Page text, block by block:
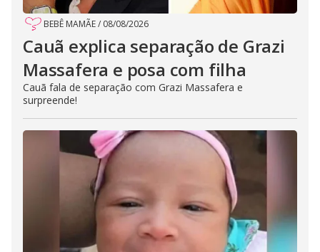
BEBÊ MAMÃE/ 08/08/2026
Cauã explica separação de Grazi
Massafera e posa com filha
Cauã fala de separação com Grazi Massafera e
surpreende!